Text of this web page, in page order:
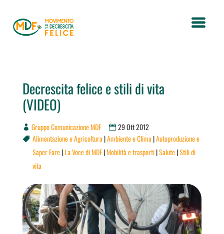
Decrescita felice e stili di vita
(VIDEO)
Gruppo Comunicazione MDF 29 Ott 2012
 Alimentazione e Agricoltura |Ambiente e Clima |Autoproduzione e
Saper Fare|La Voce di MDF|Mobilità e trasporti|Salute|Stili di
vita